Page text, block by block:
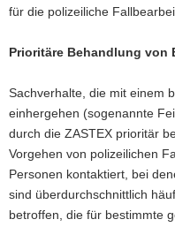
für die polizeiliche
Prioritäre Behandlung von
Sachverhalte, die mit einem
einhergehen (sogenannte
durch die ZASTEX prioritär
Vorgehen von polizeilichen
Personen kontaktiert, bei
sind überdurchschnittlich
betroffen, die für bestimmte